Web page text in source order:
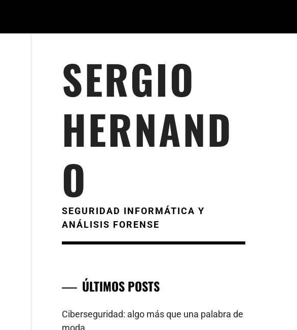
SERGIO
HERNAND
O
SEGURIDAD INFORMÁTICA Y
ANÁLISIS FORENSE
ÚLTIMOS POSTS
Ciberseguridad: algo más que una palabra de
moda